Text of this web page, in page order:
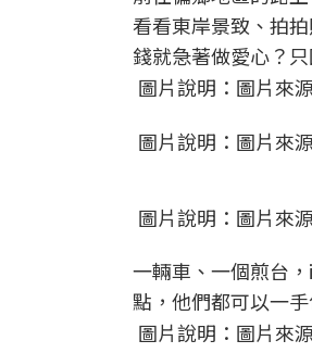
看看東岸景致、拍
錢就急著做愛心？
圖片說明：圖片來
圖片說明：圖片來
圖片說明：圖片來
一輛車、一個煎台
點，他們都可以一
圖片說明：圖片來